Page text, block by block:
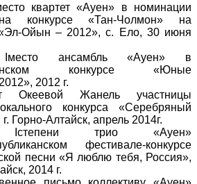
квартет «Ауен» в номинации
конкурсе «Тан-Чолмон» на
Ойын – 2012», с. Ело, 30 июня
Iместо ансамбль «Ауен» в
конкурсе «Юные
2012 г.
Океевой Жанель участницы
конкурса «Серебряный
Горно-Алтайск, апрель 2014г.
Iстепени трио «Ауен»
фестивале-конкурсе
песни «Я люблю тебя, Россия»,
2014 г.